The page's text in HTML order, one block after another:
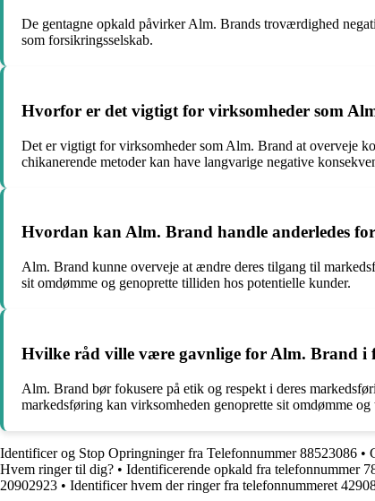
De gentagne opkald påvirker Alm. Brands troværdighed
som forsikringsselskab.
Hvorfor er det vigtigt for virksomheder som
Det er vigtigt for virksomheder som Alm. Brand at overveje
chikanerende metoder kan have langvarige negative
Hvordan kan Alm. Brand handle anderledes
Alm. Brand kunne overveje at ændre deres tilgang til
sit omdømme og genoprette tilliden hos potentielle kunder.
Hvilke råd ville være gavnlige for Alm. Brand i
Alm. Brand bør fokusere på etik og respekt i deres
markedsføring kan virksomheden genoprette sit omdømme
Identificer og Stop Opringninger fra Telefonnummer 88523086 •
Hvem ringer til dig? • Identificerende opkald fra telefonnummer
20902923 • Identificer hvem der ringer fra telefonnummeret